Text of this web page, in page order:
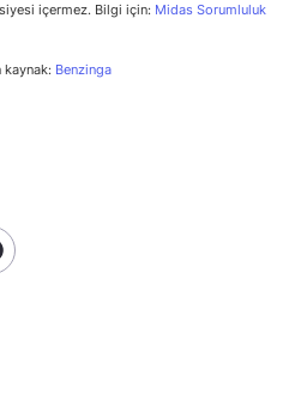
içermez. Bilgi için: Midas Sorumluluk
kaynak: Benzinga